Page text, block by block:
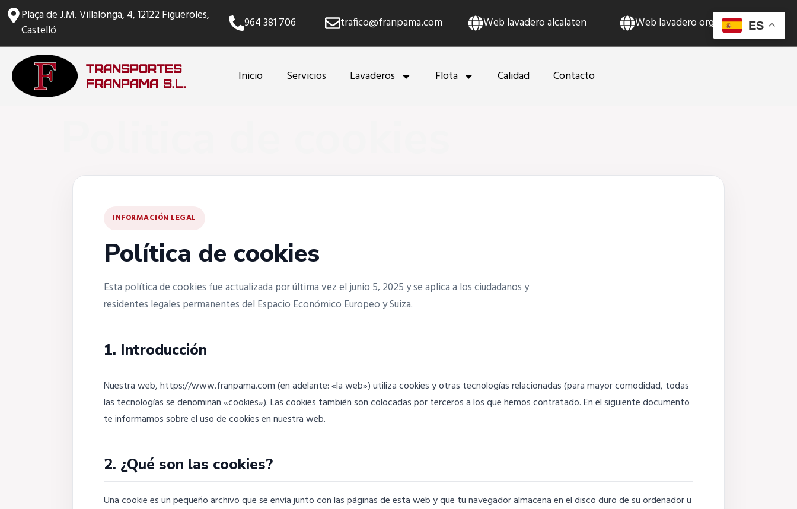
Plaça de J.M. Villalonga, 4, 12122 Figueroles,
Castelló
964 381 706 trafico@franpama.com Web lavadero alcalaten Web lavadero orgacem
Inicio Servicios Lavaderos Flota Calidad Contacto
INFORMACIÓN LEGAL
Política de cookies
Esta política de cookies fue actualizada por última vez el junio 5, 2025 y se aplica a los ciudadanos y
residentes legales permanentes del Espacio Económico Europeo y Suiza.
1. Introducción
Nuestra web, https://www.franpama.com (en adelante: «la web») utiliza cookies y otras tecnologías relacionadas (para mayor comodidad, todas
las tecnologías se denominan «cookies»). Las cookies también son colocadas por terceros a los que hemos contratado. En el siguiente documento
te informamos sobre el uso de cookies en nuestra web.
2. ¿Qué son las cookies?
Una cookie es un pequeño archivo que se envía junto con las páginas de esta web y que tu navegador almacena en el disco duro de su ordenador u
ES